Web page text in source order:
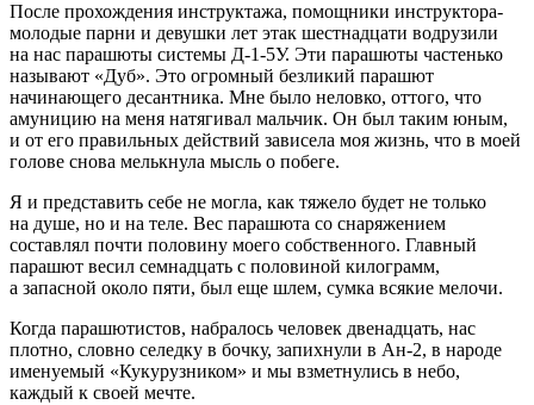
После прохождения инструктажа, помощники инструктора-
молодые парни и девушки лет этак шестнадцати водрузили
на нас парашюты системы Д-1-5У. Эти парашюты частенько
называют «Дуб». Это огромный безликий парашют
начинающего десантника. Мне было неловко, оттого, что
амуницию на меня натягивал мальчик. Он был таким юным,
и от его правильных действий зависела моя жизнь, что в моей
голове снова мелькнула мысль о побеге.
Я и представить себе не могла, как тяжело будет не только
на душе, но и на теле. Вес парашюта со снаряжением
составлял почти половину моего собственного. Главный
парашют весил семнадцать с половиной килограмм,
а запасной около пяти, был еще шлем, сумка всякие мелочи.
Когда парашютистов, набралось человек двенадцать, нас
плотно, словно селедку в бочку, запихнули в Ан-2, в народе
именуемый «Кукурузником» и мы взметнулись в небо,
каждый к своей мечте.